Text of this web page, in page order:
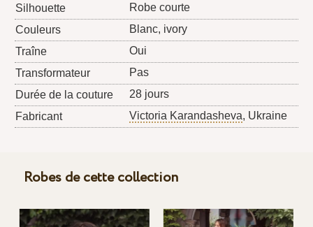
Silhouette
Robe courte
Couleurs
Blanc, ivory
Traîne
Oui
Transformateur
Pas
Durée de la couture
28 jours
Fabricant
Victoria Karandasheva, Ukraine
Robes de cette collection